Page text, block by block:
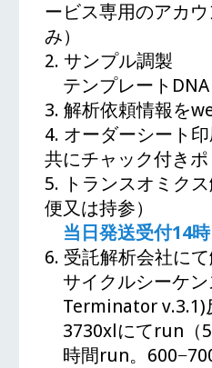
ービス専用のアカ
み）
2.サンプル調製
テンプレート
3.解析依頼情報を
4. オーダーシート
共にチャック付き
5. トランスオミク
便又は持参）
当日発送受付14
6. 受託解析会社に
サイクルシーケ
Terminator v.3.1)
3730xlにてrun（
時間run。